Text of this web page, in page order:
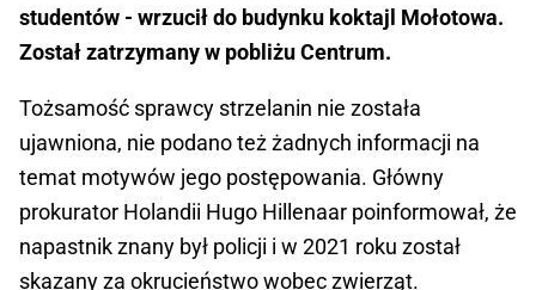
studentów - wrzucił do budynku koktajl Mołotowa.
Został zatrzymany w pobliżu Centrum.
Tożsamość sprawcy strzelanin nie została
ujawniona, nie podano też żadnych informacji na
temat motywów jego postępowania. Główny
prokurator Holandii Hugo Hillenaar poinformował, że
napastnik znany był policji i w 2021 roku został
skazany za okrucieństwo wobec zwierząt.